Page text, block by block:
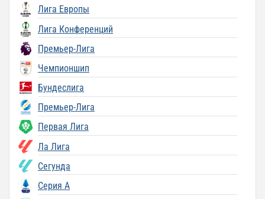
Лига Европы
Лига Конференций
Премьер-Лига
Чемпионшип
Бундеслига
Премьер-Лига
Первая Лига
Ла Лига
Сегунда
Серия A